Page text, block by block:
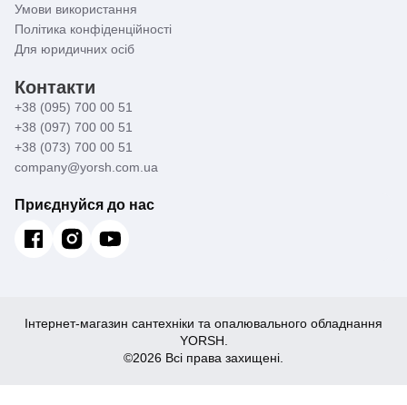
Умови використання
Політика конфіденційності
Для юридичних осіб
Контакти
+38 (095) 700 00 51
+38 (097) 700 00 51
+38 (073) 700 00 51
company@yorsh.com.ua
Приєднуйся до нас
Інтернет-магазин сантехніки та опалювального обладнання
YORSH.
©2026 Всі права захищені.